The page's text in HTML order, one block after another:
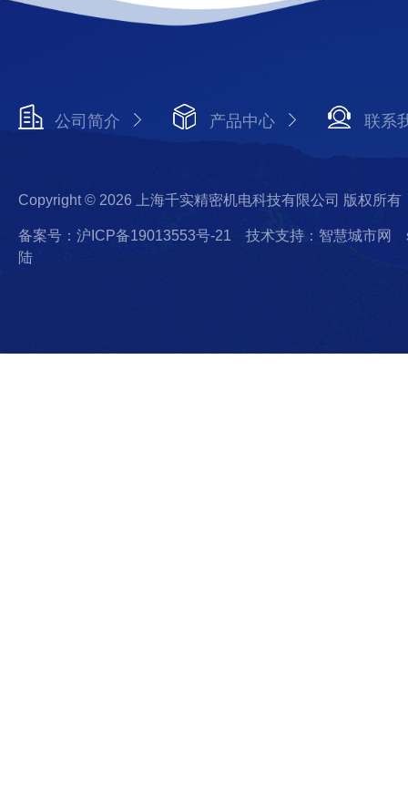
公司简介 产品中心 联系
Copyright © 2026 上海千实精密机电科技有限公司 版权所有
备案号：沪ICP备19013553号-21 技术支持：智慧城市网
陆